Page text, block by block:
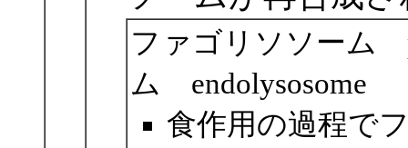
ファゴリソソーム
ム endolysosome
食作用の過程で